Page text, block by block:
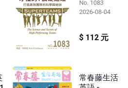
No. 1083
2026-08-04
$ 112 元
常春藤生活